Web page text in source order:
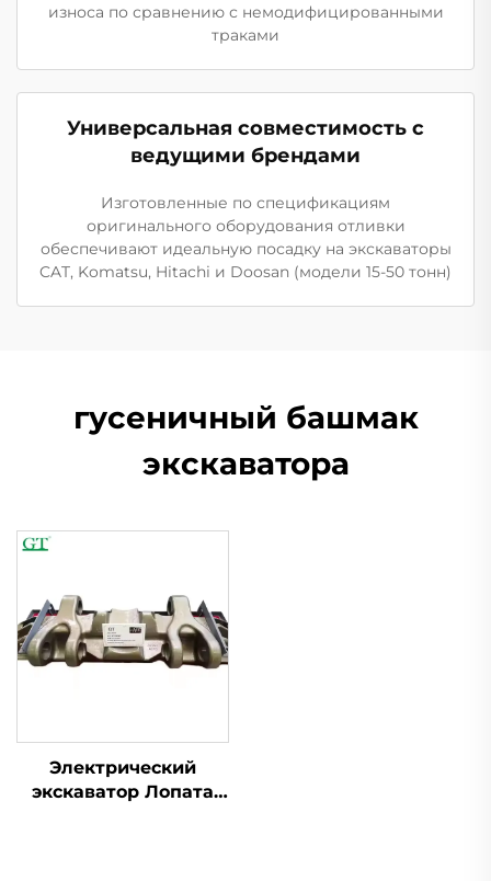
износа по сравнению с немодифицированными
траками
Универсальная совместимость с
ведущими брендами
Изготовленные по спецификациям
оригинального оборудования отливки
обеспечивают идеальную посадку на экскаваторы
CAT, Komatsu, Hitachi и Doosan (модели 15-50 тонн)
гусеничный башмак
экскаватора
Электрический
экскаватор Лопата